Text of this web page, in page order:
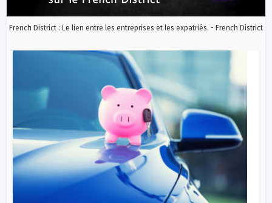
French District : Le lien entre les entreprises et les expatriés. - French District